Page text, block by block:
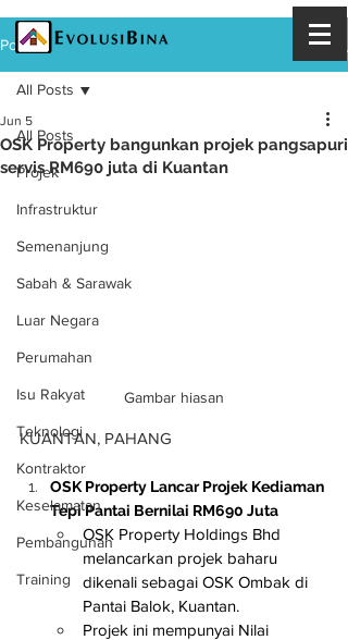
Post
All Posts
Projek
Infrastruktur
Semenanjung
Sabah & Sarawak
Luar Negara
Perumahan
Isu Rakyat
Teknologi
Kontraktor
Keselamatan
Pembangunan
Training
All Posts
OSK Property bangunkan projek pangsapuri
servis RM690 juta di Kuantan
Jun 5
Gambar hiasan
KUANTAN, PAHANG
OSK Property Lancar Projek Kediaman
Tepi Pantai Bernilai RM690 Juta
OSK Property Holdings Bhd
melancarkan projek baharu
dikenali sebagai OSK Ombak di
Pantai Balok, Kuantan.
Projek ini mempunyai Nilai